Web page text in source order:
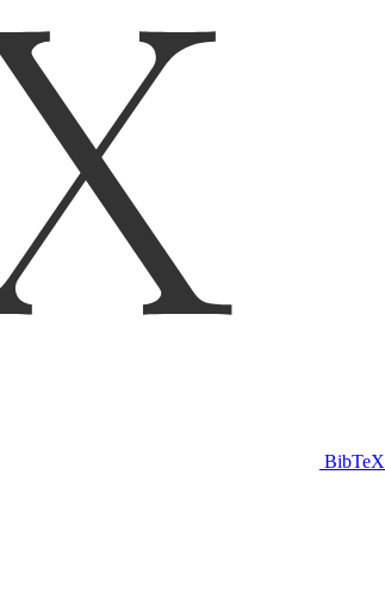
BibTeX